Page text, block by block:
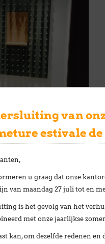
Grey -
van
estivale
u graag dat onze
vanmaandag 27 juli tot en
is het gevolg van het
met onzejaarlijkse
kan, om dezelfde redenen